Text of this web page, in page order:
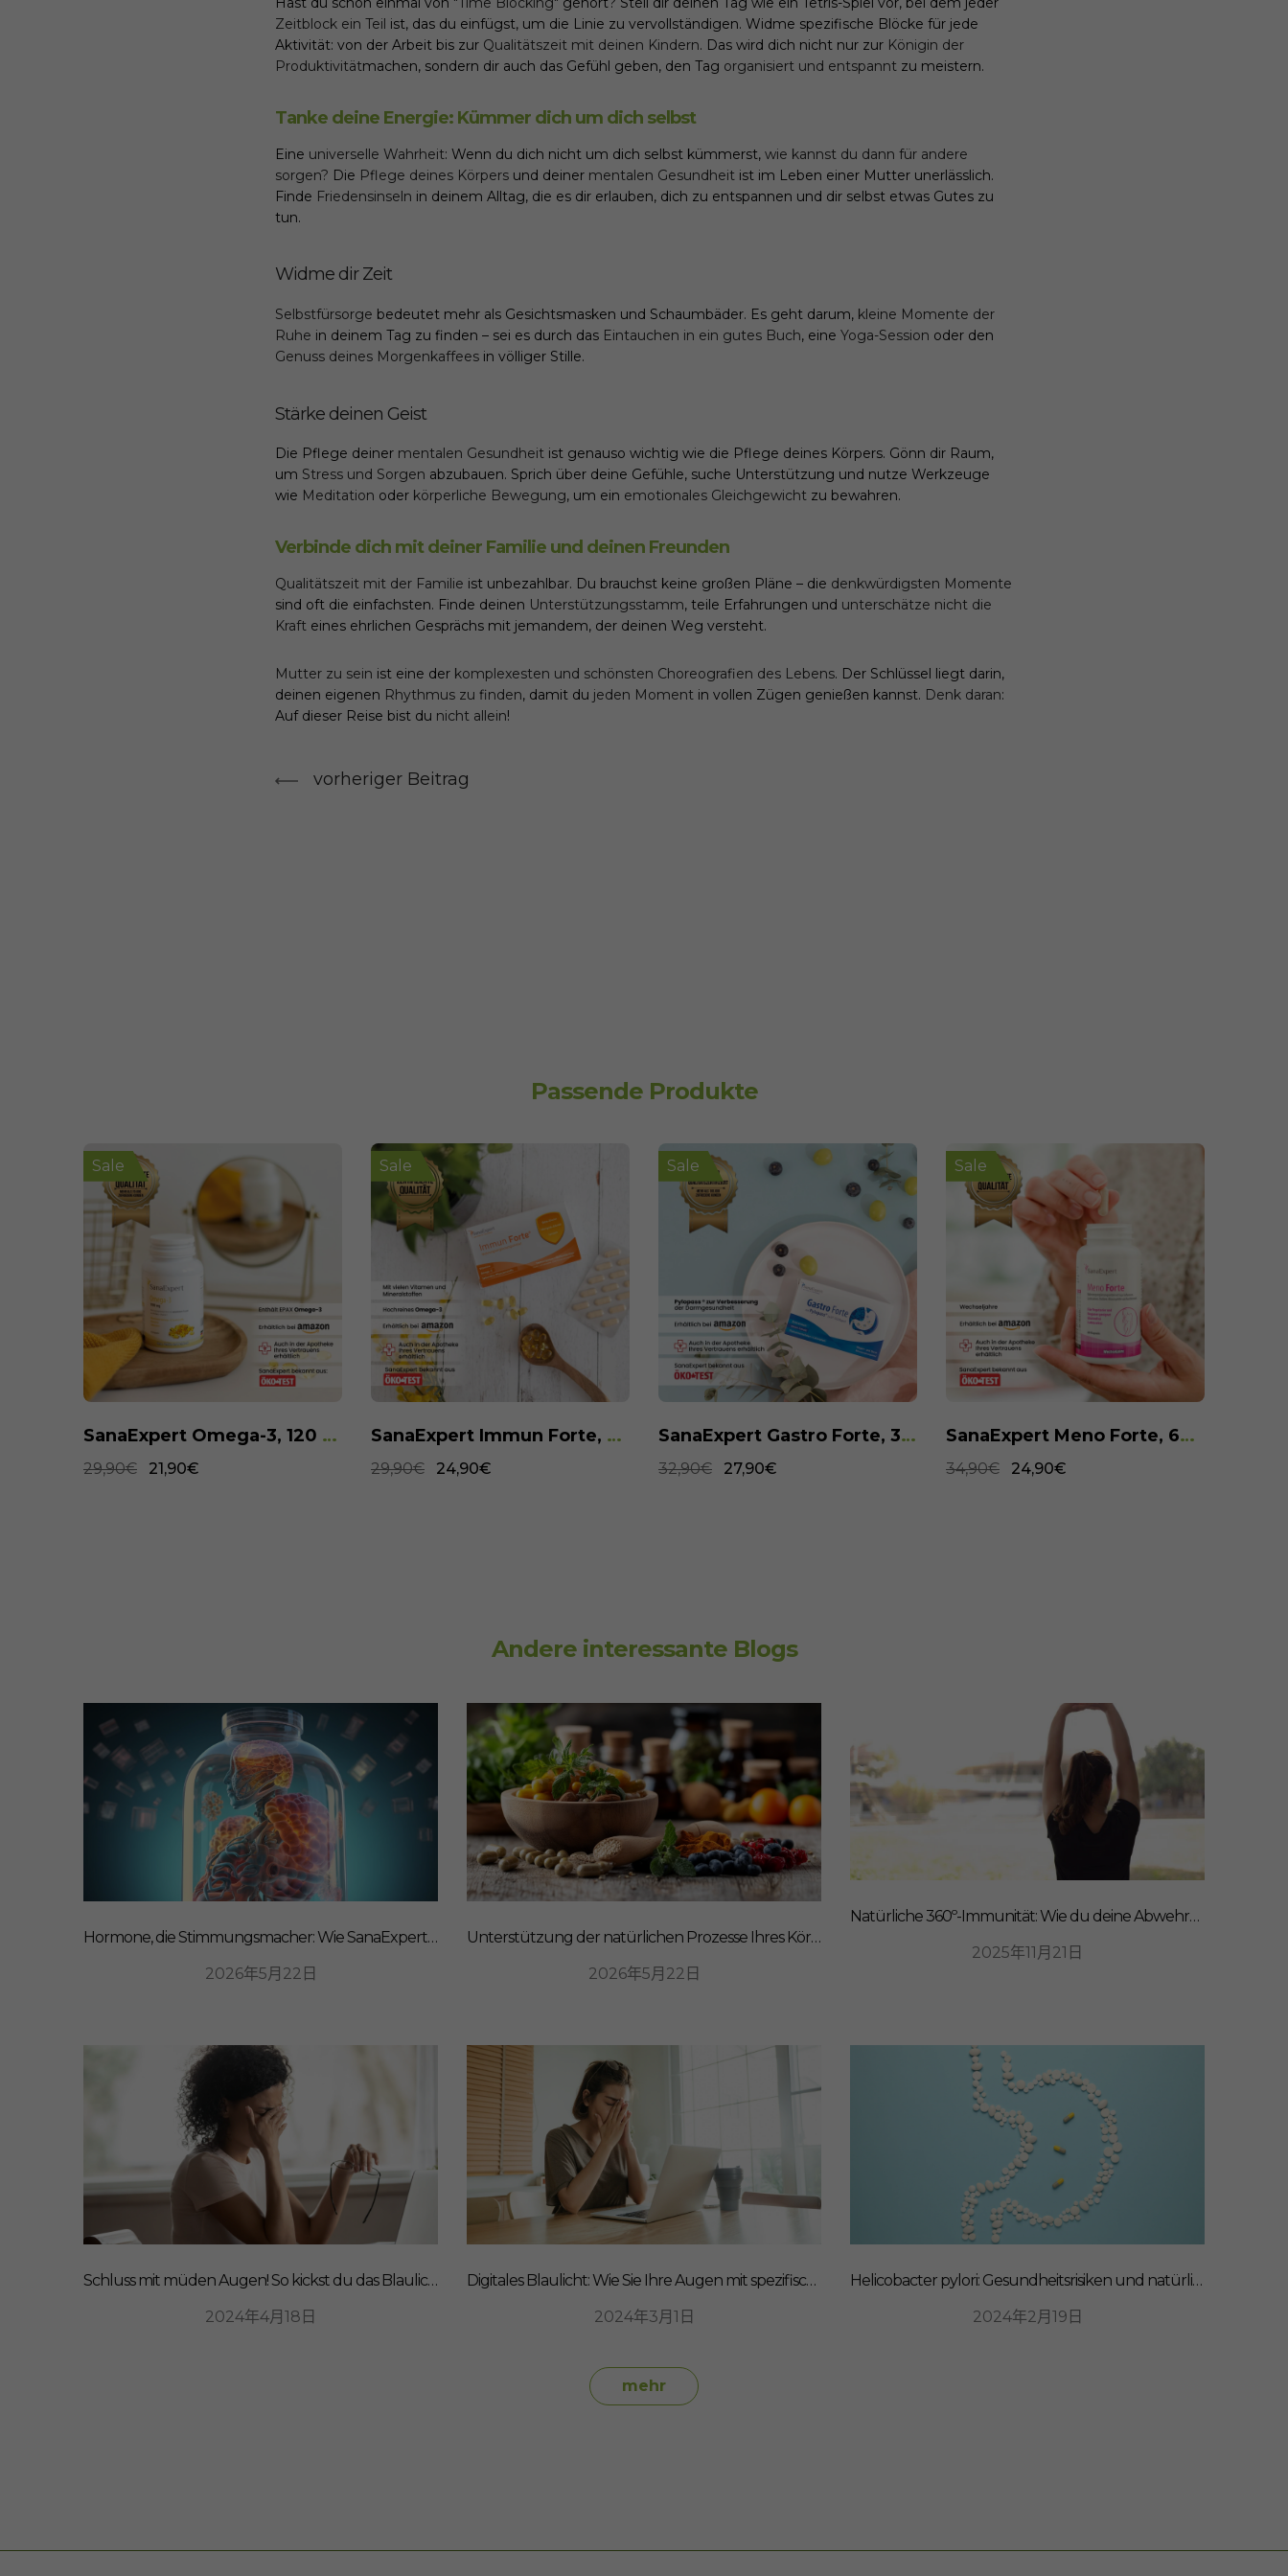
Zeitblock ein Teil ist, das du einfügst, um die Linie zu vervollständigen. Widme spezifische Blöcke für jede
Aktivität: von der Arbeit bis zur Qualitätszeit mit deinen Kindern. Das wird dich nicht nur zur Königin der
Produktivitätmachen, sondern dir auch das Gefühl geben, den Tag organisiert und entspannt zu meistern.
Tanke deine Energie: Kümmer dich um dich selbst
Eine universelle Wahrheit: Wenn du dich nicht um dich selbst kümmerst, wie kannst du dann für andere
sorgen? Die Pflege deines Körpers und deiner mentalen Gesundheit ist im Leben einer Mutter unerlässlich.
Finde Friedensinseln in deinem Alltag, die es dir erlauben, dich zu entspannen und dir selbst etwas Gutes zu
tun.
Widme dir Zeit
Selbstfürsorge bedeutet mehr als Gesichtsmasken und Schaumbäder. Es geht darum, kleine Momente der
Ruhe in deinem Tag zu finden – sei es durch das Eintauchen in ein gutes Buch, eine Yoga-Session oder den
Genuss deines Morgenkaffees in völliger Stille.
Stärke deinen Geist
Die Pflege deiner mentalen Gesundheit ist genauso wichtig wie die Pflege deines Körpers. Gönn dir Raum,
um Stress und Sorgen abzubauen. Sprich über deine Gefühle, suche Unterstützung und nutze Werkzeuge
wie Meditation oder körperliche Bewegung, um ein emotionales Gleichgewicht zu bewahren.
Verbinde dich mit deiner Familie und deinen Freunden
Qualitätszeit mit der Familie ist unbezahlbar. Du brauchst keine großen Pläne – die denkwürdigsten Momente
sind oft die einfachsten. Finde deinen Unterstützungsstamm, teile Erfahrungen und unterschätze nicht die
Kraft eines ehrlichen Gesprächs mit jemandem, der deinen Weg versteht.
Mutter zu sein ist eine der komplexesten und schönsten Choreografien des Lebens. Der Schlüssel liegt darin,
deinen eigenen Rhythmus zu finden, damit du jeden Moment in vollen Zügen genießen kannst. Denk daran:
Auf dieser Reise bist du nicht allein!
vorheriger Beitrag
Passende Produkte
Sale
SanaExpert Omega-3, 120 Weichkapseln
29,90€ 21,90€
Sale
SanaExpert Immun Forte, 90 Kapseln
29,90€ 24,90€
Sale
SanaExpert Gastro Forte, 30 Kapseln
32,90€ 27,90€
Sale
SanaExpert Meno Forte, 60 Kapseln
34,90€ 24,90€
Andere interessante Blogs
Hormone, die Stimmungsmacher: Wie SanaExpert Gastro Forte Ihre Darm-Hirn-Verbindung unterstützt
2026年5月22日
Unterstützung der natürlichen Prozesse Ihres Körpers: Ein ganzheitlicher Ansatz für Ernährung
2026年5月22日
Natürliche 360º-Immunität: Wie du deine Abwehrkräfte von innen stärkst
2025年11月21日
Schluss mit müden Augen! So kickst du das Blaulicht aus deinem Leben
2024年4月18日
Digitales Blaulicht: Wie Sie Ihre Augen mit spezifischen Nahrungsergänzungsmitteln schützen können
2024年3月1日
Helicobacter pylori: Gesundheitsrisiken und natürliche Heilmittel
2024年2月19日
mehr